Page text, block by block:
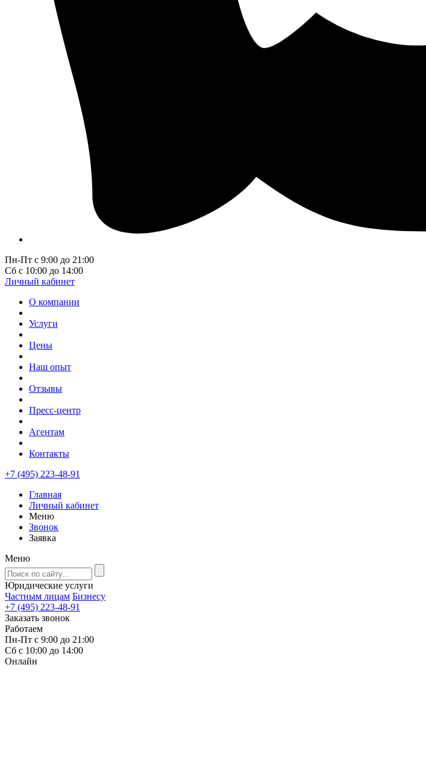
Пн-Пт с 9:00 до 21:00
Сб с 10:00 до 14:00
Личный кабинет
О компании
Услуги
Цены
Наш опыт
Отзывы
Пресс-центр
Агентам
Контакты
+7 (495) 223-48-91
Главная
Личный кабинет
Меню
Звонок
Заявка
Меню
Юридические услуги
Частным лицам Бизнесу
+7 (495) 223-48-91
Заказать звонок
Работаем
Пн-Пт с 9:00 до 21:00
Сб с 10:00 до 14:00
Онлайн